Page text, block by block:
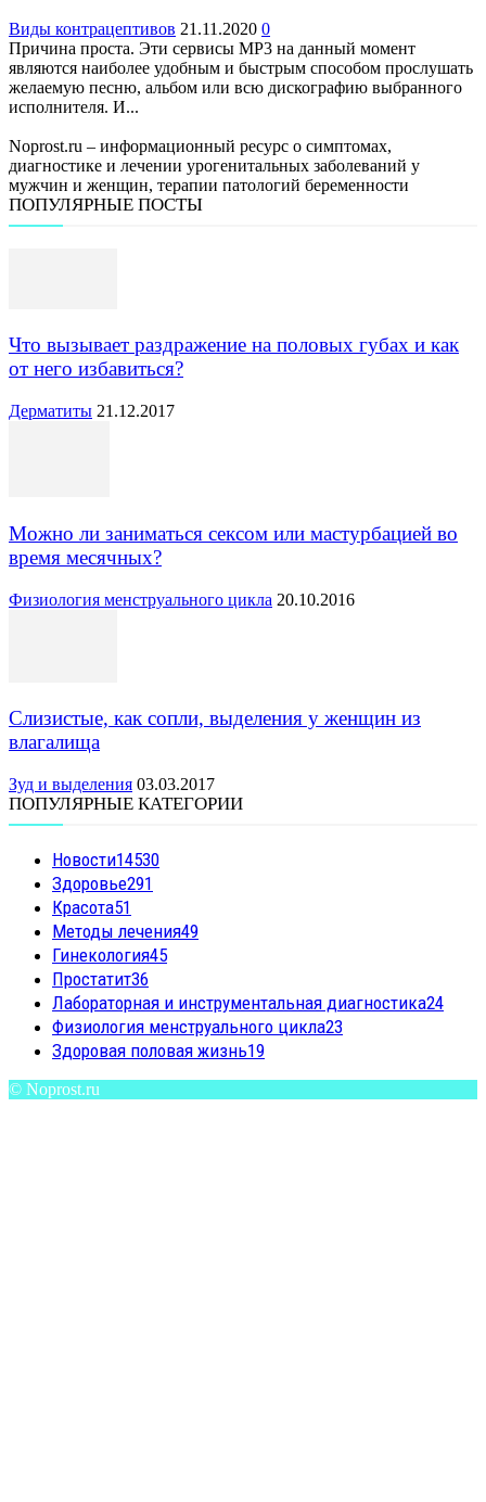
Виды контрацептивов 21.11.2020 0
Причина проста. Эти сервисы МР3 на данный момент
являются наиболее удобным и быстрым способом прослушать
желаемую песню, альбом или всю дискографию выбранного
исполнителя. И...
Noprost.ru – информационный ресурс о симптомах,
диагностике и лечении урогенитальных заболеваний у
мужчин и женщин, терапии патологий беременности
ПОПУЛЯРНЫЕ ПОСТЫ
Что вызывает раздражение на половых губах и как
от него избавиться?
Дерматиты 21.12.2017
Можно ли заниматься сексом или мастурбацией во
время месячных?
Физиология менструального цикла 20.10.2016
Слизистые, как сопли, выделения у женщин из
влагалища
Зуд и выделения 03.03.2017
ПОПУЛЯРНЫЕ КАТЕГОРИИ
Новости14530
Здоровье291
Красота51
Методы лечения49
Гинекология45
Простатит36
Лабораторная и инструментальная диагностика24
Физиология менструального цикла23
Здоровая половая жизнь19
© Noprost.ru